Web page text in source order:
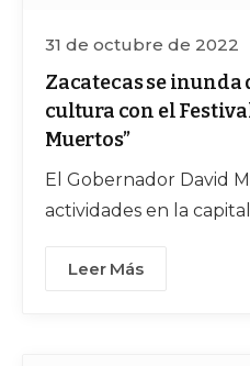
31 de octubre de 2022
Zacatecas se inunda
cultura con el
Muertos”
El Gobernador David
actividades en la
Leer Más